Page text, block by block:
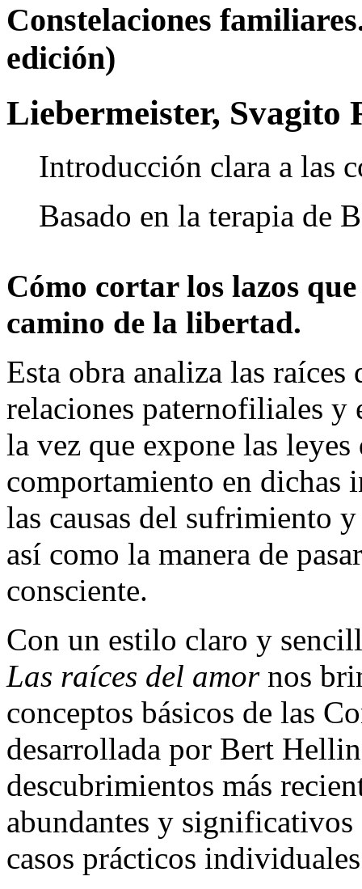
Constelaciones
edición)
Liebermeister, Svagito
Introducción clara a las
Basado en la terapia de
Cómo cortar los lazos
camino de la libertad.
Esta obra analiza las
relaciones paternofiliales y
la vez que expone las
comportamiento en dichas
las causas del sufrimiento
así como la manera de
consciente.
Con un estilo claro y
Las raíces del amornos
conceptos básicos de las
desarrollada por Bert
descubrimientos más
abundantes y
casos prácticos